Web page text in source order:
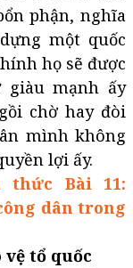
phận, nghĩa
một quốc
họ sẽ được
giàu mạnh ấy
chờ hay đòi
mình không
lợi ấy.
thức Bài 11:
dân trong
tổ quốc